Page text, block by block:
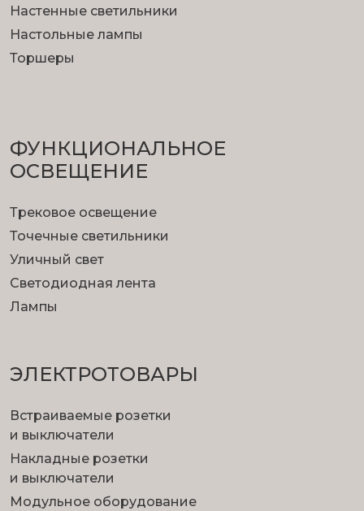
Настенные светильники
Настольные лампы
Торшеры
ФУНКЦИОНА­ЛЬНОЕ
ОСВЕЩЕНИЕ
Трековое освещение
Точечные светильники
Уличный свет
Светодиодная лента
Лампы
ЭЛЕКТРОТОВАРЫ
Встраиваемые розетки
и выключатели
Накладные розетки
и выключатели
Модульное оборудование